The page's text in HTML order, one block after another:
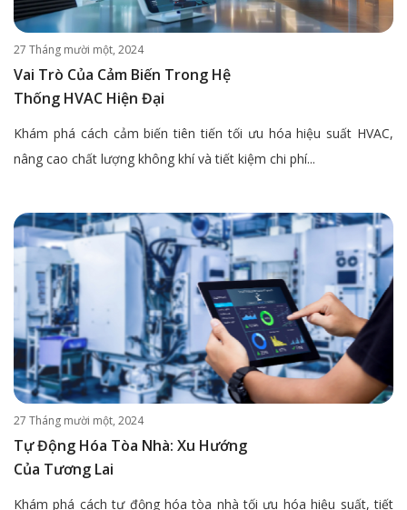
27 Tháng mười một, 2024
Vai Trò Của Cảm Biến Trong Hệ
Thống HVAC Hiện Đại
Khám phá cách cảm biến tiên tiến tối ưu hóa hiệu suất HVAC,
nâng cao chất lượng không khí và tiết kiệm chi phí...
27 Tháng mười một, 2024
Tự Động Hóa Tòa Nhà: Xu Hướng
Của Tương Lai
Khám phá cách tự động hóa tòa nhà tối ưu hóa hiệu suất, tiết